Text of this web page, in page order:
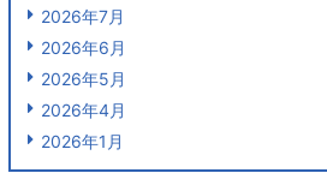
2026年7月
2026年6月
2026年5月
2026年4月
2026年1月